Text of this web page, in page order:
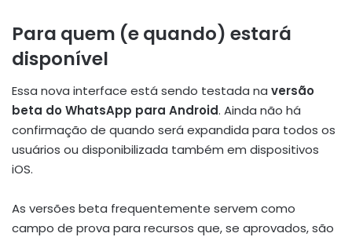
Para quem (e quando) estará
disponível
Essa nova interface está sendo testada na versão
beta do WhatsApp para Android. Ainda não há
confirmação de quando será expandida para todos os
usuários ou disponibilizada também em dispositivos
iOS.
As versões beta frequentemente servem como
campo de prova para recursos que, se aprovados, são